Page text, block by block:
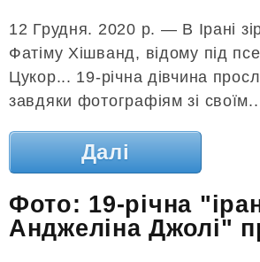
12 Грудня. 2020 р. — В Ірані
Фатіму Хішванд, відому під
Цукор... 19-річна дівчина
завдяки фотографіям зі
Далі
Фото: 19-річна
Анджеліна Джолі"